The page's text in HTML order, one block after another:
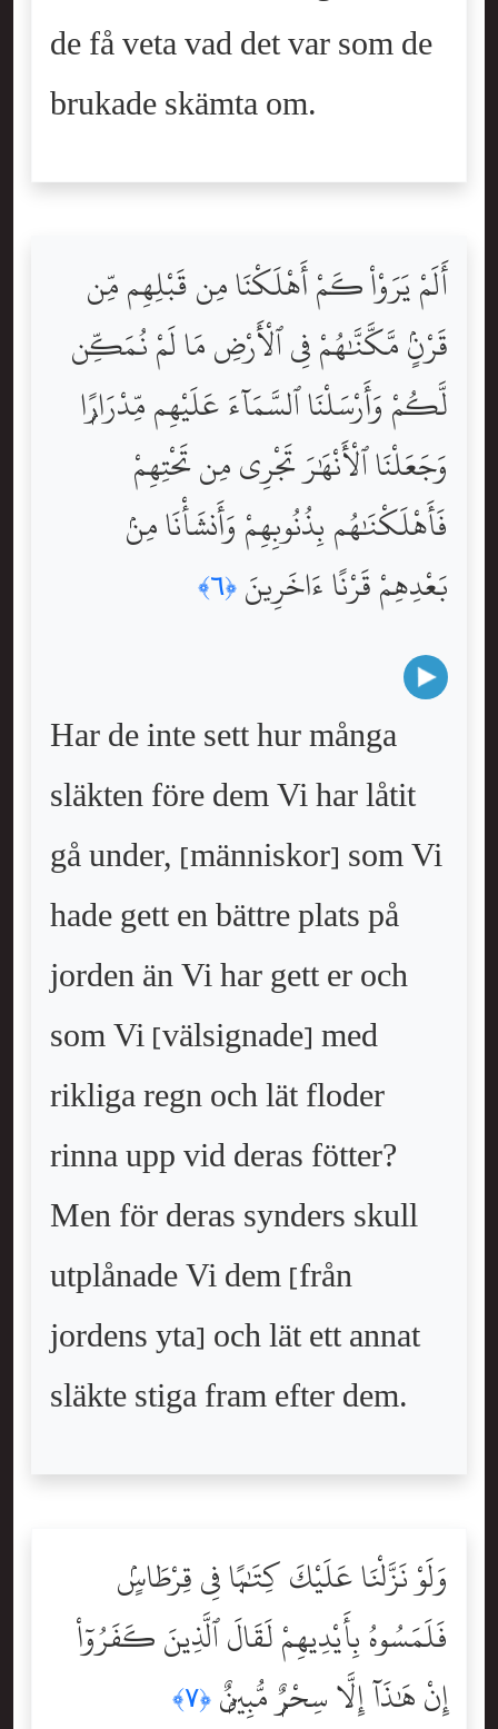
de få veta vad det var som de
brukade skämta om.
أَلَمْ يَرَوْاْ كَمْ أَهْلَكْنَا مِن قَبْلِهِم مِّن
قَرْنٍۢ مَّكَّنَّٰهُمْ فِى ٱلْأَرْضِ مَا لَمْ نُمَكِّن
لَّكُمْ وَأَرْسَلْنَا ٱلسَّمَآءَ عَلَيْهِم مِّدْرَارًۭا
وَجَعَلْنَا ٱلْأَنْهَٰرَ تَجْرِى مِن تَحْتِهِمْ
فَأَهْلَكْنَٰهُم بِذُنُوبِهِمْ وَأَنشَأْنَا مِنۢ
بَعْدِهِمْ قَرْنًا ءَاخَرِينَ ﴿٦﴾
Har de inte sett hur många
släkten före dem Vi har låtit
gå under, [människor] som Vi
hade gett en bättre plats på
jorden än Vi har gett er och
som Vi [välsignade] med
rikliga regn och lät floder
rinna upp vid deras fötter?
Men för deras synders skull
utplånade Vi dem [från
jordens yta] och lät ett annat
släkte stiga fram efter dem.
وَلَوْ نَزَّلْنَا عَلَيْكَ كِتَٰبًۭا فِى قِرْطَاسٍۢ
فَلَمَسُوهُ بِأَيْدِيهِمْ لَقَالَ ٱلَّذِينَ كَفَرُوٓاْ
إِنْ هَٰذَآ إِلَّا سِحْرٌۭ مُّبِينٌۭ ﴿٧﴾